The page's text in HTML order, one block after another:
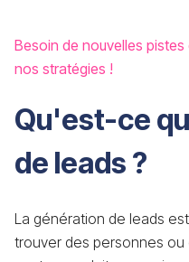
Besoin de nouvelles
nos stratégies !
Qu'est-ce
de leads ?
La génération de leads
trouver des personnes